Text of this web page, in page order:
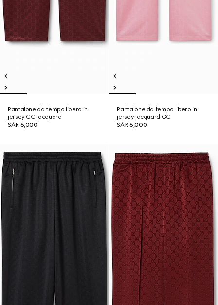
Pantalone da tempo libero in
jersey GG jacquard
SAR 6,000
Pantalone da tempo libero in
jersey jacquard GG
SAR 6,000